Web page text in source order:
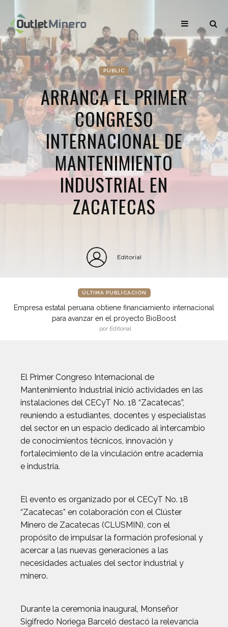
PUBLIC
ARRANCA EL PRIMER
CONGRESO
INTERNACIONAL DE
MANTENIMIENTO
INDUSTRIAL EN
ZACATECAS
Editorial
ÚLTIMA PUBLICACIÓN
Empresa estatal peruana obtiene financiamiento internacional
para avanzar en el proyecto BioBoost
por Editorial
El Primer Congreso Internacional de
Mantenimiento Industrial inició actividades en las
instalaciones del CECyT No. 18 “Zacatecas”,
reuniendo a estudiantes, docentes y especialistas
del sector en un espacio dedicado al intercambio
de conocimientos técnicos, innovación y
fortalecimiento de la vinculación entre academia
e industria.
El evento es organizado por el CECyT No. 18
“Zacatecas” en colaboración con el Clúster
Minero de Zacatecas (CLUSMIN), con el
propósito de impulsar la formación profesional y
acercar a las nuevas generaciones a las
necesidades actuales del sector industrial y
minero.
Durante la ceremonia inaugural, Monseñor
Sigifredo Noriega Barceló destacó la relevancia